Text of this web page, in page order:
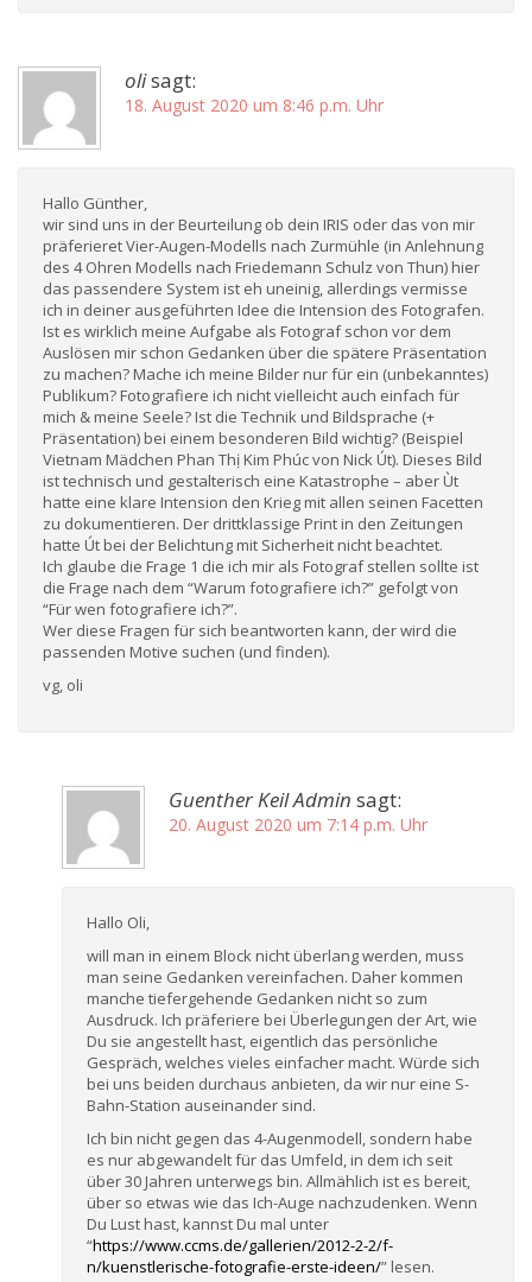
olisagt:
18. August 2020 um 8:46 p.m. Uhr
Hallo Günther,
wir sind uns in der Beurteilung ob dein IRIS oder das von mir
präferieret Vier-Augen-Modells nach Zurmühle (in Anlehnung
des 4 Ohren Modells nach Friedemann Schulz von Thun) hier
das passendere System ist eh uneinig, allerdings vermisse
ich in deiner ausgeführten Idee die Intension des Fotografen.
Ist es wirklich meine Aufgabe als Fotograf schon vor dem
Auslösen mir schon Gedanken über die spätere Präsentation
zu machen? Mache ich meine Bilder nur für ein (unbekanntes)
Publikum? Fotografiere ich nicht vielleicht auch einfach für
mich & meine Seele? Ist die Technik und Bildsprache (+
Präsentation) bei einem besonderen Bild wichtig? (Beispiel
Vietnam Mädchen Phan Thị Kim Phúc von Nick Út). Dieses Bild
ist technisch und gestalterisch eine Katastrophe – aber Ùt
hatte eine klare Intension den Krieg mit allen seinen Facetten
zu dokumentieren. Der drittklassige Print in den Zeitungen
hatte Út bei der Belichtung mit Sicherheit nicht beachtet.
Ich glaube die Frage 1 die ich mir als Fotograf stellen sollte ist
die Frage nach dem “Warum fotografiere ich?” gefolgt von
“Für wen fotografiere ich?”.
Wer diese Fragen für sich beantworten kann, der wird die
passenden Motive suchen (und finden).
vg, oli
Guenther Keil Admin sagt:
20. August 2020 um 7:14 p.m. Uhr
Hallo Oli,
will man in einem Block nicht überlang werden, muss
man seine Gedanken vereinfachen. Daher kommen
manche tiefergehende Gedanken nicht so zum
Ausdruck. Ich präferiere bei Überlegungen der Art, wie
Du sie angestellt hast, eigentlich das persönliche
Gespräch, welches vieles einfacher macht. Würde sich
bei uns beiden durchaus anbieten, da wir nur eine S-
Bahn-Station auseinander sind.
Ich bin nicht gegen das 4-Augenmodell, sondern habe
es nur abgewandelt für das Umfeld, in dem ich seit
über 30 Jahren unterwegs bin. Allmählich ist es bereit,
über so etwas wie das Ich-Auge nachzudenken. Wenn
Du Lust hast, kannst Du mal unter
“https://www.ccms.de/gallerien/2012-2-2/f-
n/kuenstlerische-fotografie-erste-ideen/” lesen.